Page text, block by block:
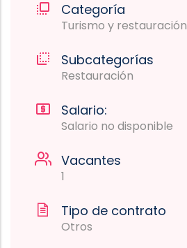
Categoría
Turismo y restauración
Subcategorías
Restauración
Salario:
Salario no disponible
Vacantes
1
Tipo de contrato
Otros